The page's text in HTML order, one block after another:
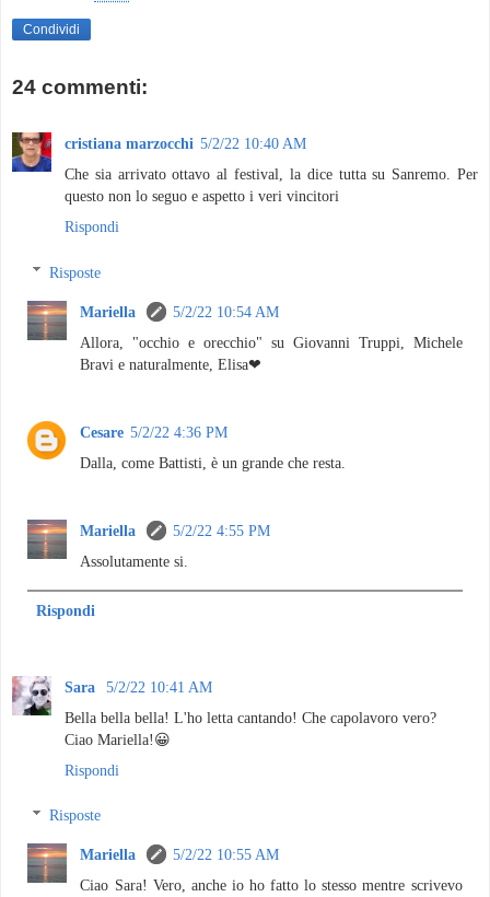
Condividi
24 commenti:
cristiana marzocchi 5/2/22 10:40 AM
Che sia arrivato ottavo al festival, la dice tutta su Sanremo. Per
questo non lo seguo e aspetto i veri vincitori
Rispondi
Risposte
Mariella
5/2/22 10:54 AM
Allora, "occhio e orecchio" su Giovanni Truppi, Michele
Bravi e naturalmente, Elisa❤
Cesare 5/2/22 4:36 PM
Dalla, come Battisti, è un grande che resta.
Mariella
5/2/22 4:55 PM
Assolutamente si.
Rispondi
Sara
5/2/22 10:41 AM
Bella bella bella! L'ho letta cantando! Che capolavoro vero?
Ciao Mariella!😀
Rispondi
Risposte
Mariella
5/2/22 10:55 AM
Ciao Sara! Vero, anche io ho fatto lo stesso mentre scrivevo